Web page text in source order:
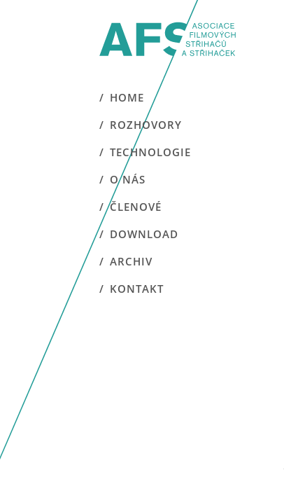
HOME
ROZHOVORY
TECHNOLOGIE
O NÁS
ČLENOVÉ
DOWNLOAD
ARCHIV
KONTAKT